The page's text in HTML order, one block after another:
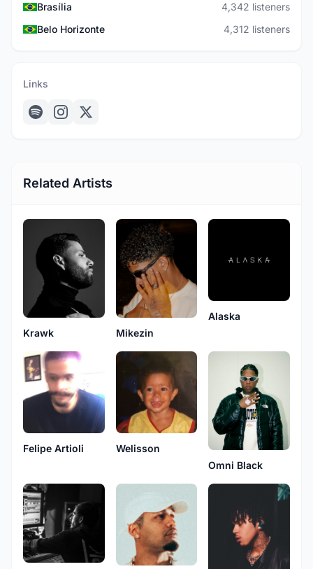
Brasília
4,342 listeners
Belo Horizonte
4,312 listeners
Links
Related Artists
Krawk Mikezin
Alaska
Felipe Artioli
Welisson
Omni Black